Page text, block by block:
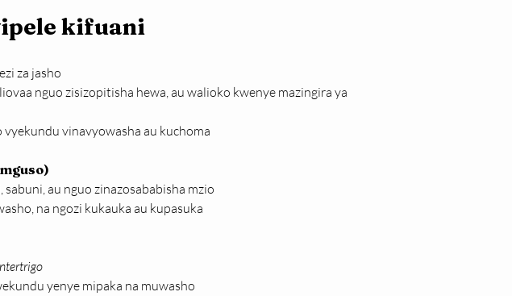
kifuani
za jasho
nguo zisizopitisha hewa, au walioko kwenye mazingira ya
vinavyowasha au kuchoma
au nguo zinazosababisha mzio
na ngozi kukauka au kupasuka
yenye mipaka na muwasho